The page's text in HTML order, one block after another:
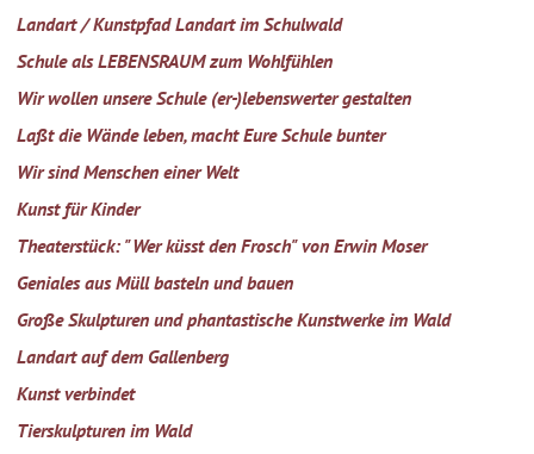
Landart / Kunstpfad Landart im Schulwald
Schule als LEBENSRAUM zum Wohlfühlen
Wir wollen unsere Schule (er-)lebenswerter gestalten
Laßt die Wände leben, macht Eure Schule bunter
Wir sind Menschen einer Welt
Kunst für Kinder
Theaterstück: "Wer küsst den Frosch" von Erwin Moser
Geniales aus Müll basteln und bauen
Große Skulpturen und phantastische Kunstwerke im Wald
Landart auf dem Gallenberg
Kunst verbindet
Tierskulpturen im Wald